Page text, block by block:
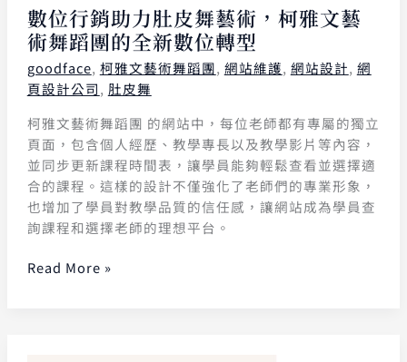
數位行銷助力肚皮舞藝術，柯雅文藝
術舞蹈團的全新數位轉型
goodface, 柯雅文藝術舞蹈團, 網站維護, 網站設計, 網
頁設計公司, 肚皮舞
柯雅文藝術舞蹈團 的網站中，每位老師都有專屬的獨立
頁面，包含個人經歷、教學專長以及教學影片等內容，
並同步更新課程時間表，讓學員能夠輕鬆查看並選擇適
合的課程。這樣的設計不僅強化了老師們的專業形象，
也增加了學員對教學品質的信任感，讓網站成為學員查
詢課程和選擇老師的理想平台。
Read More »